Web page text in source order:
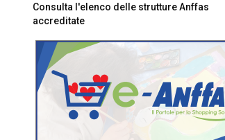
Consulta l'elenco delle strutture Anffas
accreditate